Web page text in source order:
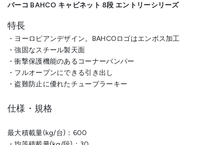
バーコ BAHCO キャビネット 8段 エントリーシリーズ
特長
・ヨーロピアンデザイン。BAHCOロゴはエンボス加工
・強固なスチール製天面
・衝撃保護機能のあるコーナーバンパー
・フルオープンにできる引き出し
・盗難防止に優れたチューブラーキー
仕様・規格
最大積載量(kg/台)：600